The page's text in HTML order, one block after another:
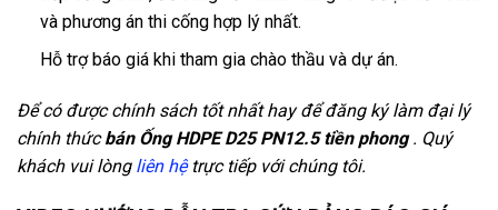
và phương án thi cống hợp lý nhất.
Hỗ trợ báo giá khi tham gia chào thầu và dự án.
Để có được chính sách tốt nhất hay để đăng ký làm đại lý
chính thứcbán Ống HDPE D25 PN12.5 tiền phong. Quý
khách vui lòng liên hệtrực tiếp với chúng tôi.